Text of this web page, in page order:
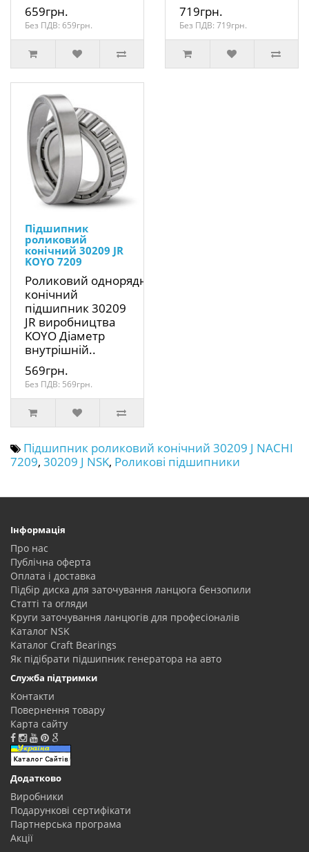
659грн.
Без ПДВ: 659грн.
719грн.
Без ПДВ: 719грн.
Підшипник
роликовий
конічний 30209 JR
KOYO 7209
Роликовий однорядний
конічний
підшипник 30209
JR виробництва
KOYO Діаметр
внутрішній..
569грн.
Без ПДВ: 569грн.
Підшипник роликовий конічний 30209 J NACHI
7209, 30209 J NSK, Роликові підшипники
Інформація
Про нас
Публічна оферта
Оплата і доставка
Підбір диска для заточування ланцюга бензопили
Статті та огляди
Круги заточування ланцюгів для професіоналів
Каталог NSK
Каталог Craft Bearings
Як підібрати підшипник генератора на авто
Служба підтримки
Контакти
Повернення товару
Карта сайту
Додатково
Виробники
Подарункові сертифікати
Партнерська програма
Акції